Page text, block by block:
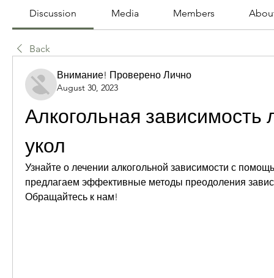
Discussion Media Members
Back
Внимание! Проверено Лично
August 30, 2023
Алкогольная зависимость
укол
Узнайте о лечении алкогольной зависимости с
предлагаем эффективные методы преодоления
Обращайтесь к нам!